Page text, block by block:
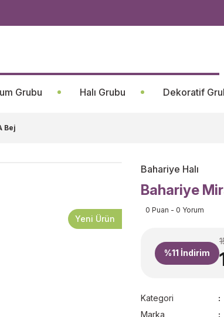
Grubu Halı Grubu Dekoratif
Bej
Yeni Ürün
Bahariye Halı
Bahariye
0 Puan - 0 Yorum
%11 İndirim
Kategori
Marka